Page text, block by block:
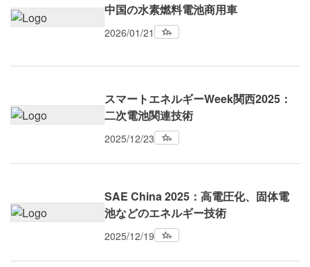
中国の水素燃料電池商用車
2026/01/21
スマートエネルギーWeek関西2025：
二次電池関連技術
2025/12/23
SAE China 2025：高電圧化、固体電
池などのエネルギー技術
2025/12/19